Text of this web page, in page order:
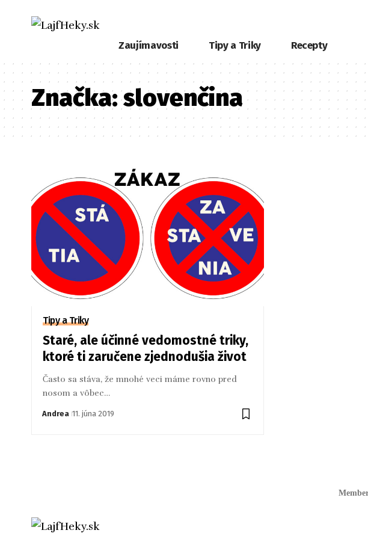
Zaujímavosti Tipy a Triky Recepty
Značka:slovenčina
Tipy a Triky
Staré, ale účinné vedomostné triky,
ktoré ti zaručene zjednodušia život
Často sa stáva, že mnohé veci máme rovno pred
nosom a vôbec…
Andrea 11. júna 2019